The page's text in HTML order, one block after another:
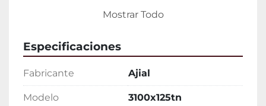
90º (Punzones rectificados)
- Matriz nueva MonoV (16, 22, 32, 50mm) en
tramos de 835mm
Mostrar Todo
Especificaciones
Fabricante Ajial
Modelo 3100x125tn